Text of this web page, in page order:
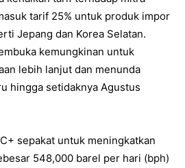
tarif 25% untuk produk impor
Jepang dan Korea Selatan.
kemungkinan untuk
lebih lanjut dan menunda
hingga setidaknya Agustus
sepakat untuk meningkatkan
548,000 barel per hari (bph)